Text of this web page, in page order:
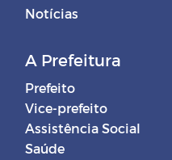
Notícias
A Prefeitura
Prefeito
Vice-prefeito
Assistência Social
Saúde